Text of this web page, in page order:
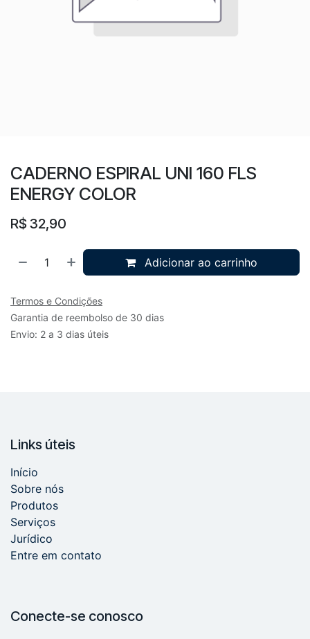
CADERNO ESPIRAL UNI 160 FLS
ENERGY COLOR
R$ 32,90
Adicionar ao carrinho
Termos e Condições
Garantia de reembolso de 30 dias
Envio: 2 a 3 dias úteis
Links úteis
Início
Sobre nós
Produtos
Serviços
Jurídico
Entre em contato
Conecte-se conosco